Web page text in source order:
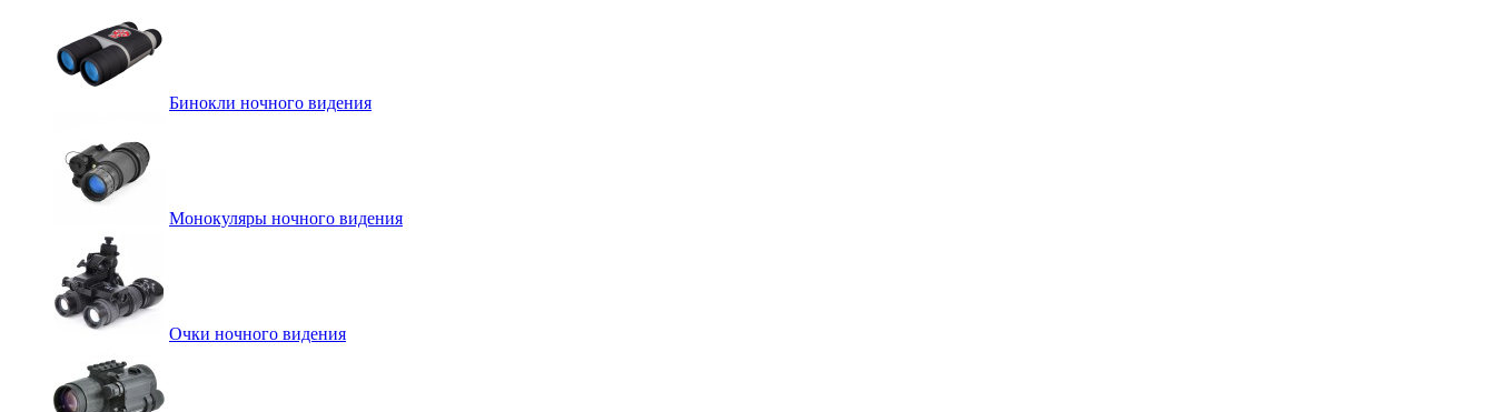
Бинокли ночного видения
Монокуляры ночного видения
Очки ночного видения